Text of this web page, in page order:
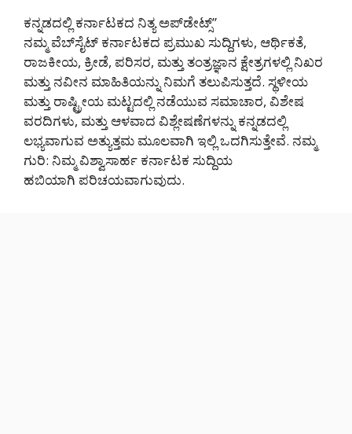
ಕನ್ನಡದಲ್ಲಿ ಕರ್ನಾಟಕದ ನಿತ್ಯ ಅಪ್‌ಡೇಟ್ಸ್”
ನಮ್ಮ ವೆಬ್‌ಸೈಟ್‌ ಕರ್ನಾಟಕದ ಪ್ರಮುಖ ಸುದ್ದಿಗಳು, ಆರ್ಥಿಕತೆ,
ರಾಜಕೀಯ, ಕ್ರೀಡೆ, ಪರಿಸರ, ಮತ್ತು ತಂತ್ರಜ್ಞಾನ ಕ್ಷೇತ್ರಗಳಲ್ಲಿ ನಿಖರ
ಮತ್ತು ನವೀನ ಮಾಹಿತಿಯನ್ನು ನಿಮಗೆ ತಲುಪಿಸುತ್ತದೆ. ಸ್ಥಳೀಯ
ಮತ್ತು ರಾಷ್ಟ್ರೀಯ ಮಟ್ಟದಲ್ಲಿ ನಡೆಯುವ ಸಮಾಚಾರ, ವಿಶೇಷ
ವರದಿಗಳು, ಮತ್ತು ಆಳವಾದ ವಿಶ್ಲೇಷಣೆಗಳನ್ನು ಕನ್ನಡದಲ್ಲಿ
ಲಭ್ಯವಾಗುವ ಅತ್ಯುತ್ತಮ ಮೂಲವಾಗಿ ಇಲ್ಲಿ ಒದಗಿಸುತ್ತೇವೆ. ನಮ್ಮ
ಗುರಿ: ನಿಮ್ಮ ವಿಶ್ವಾಸಾರ್ಹ ಕರ್ನಾಟಕ ಸುದ್ದಿಯ
ಹಬಿಯಾಗಿ ಪರಿಚಯವಾಗುವುದು.